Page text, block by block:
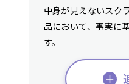
中身が見えないスク
品において、事実に
す。